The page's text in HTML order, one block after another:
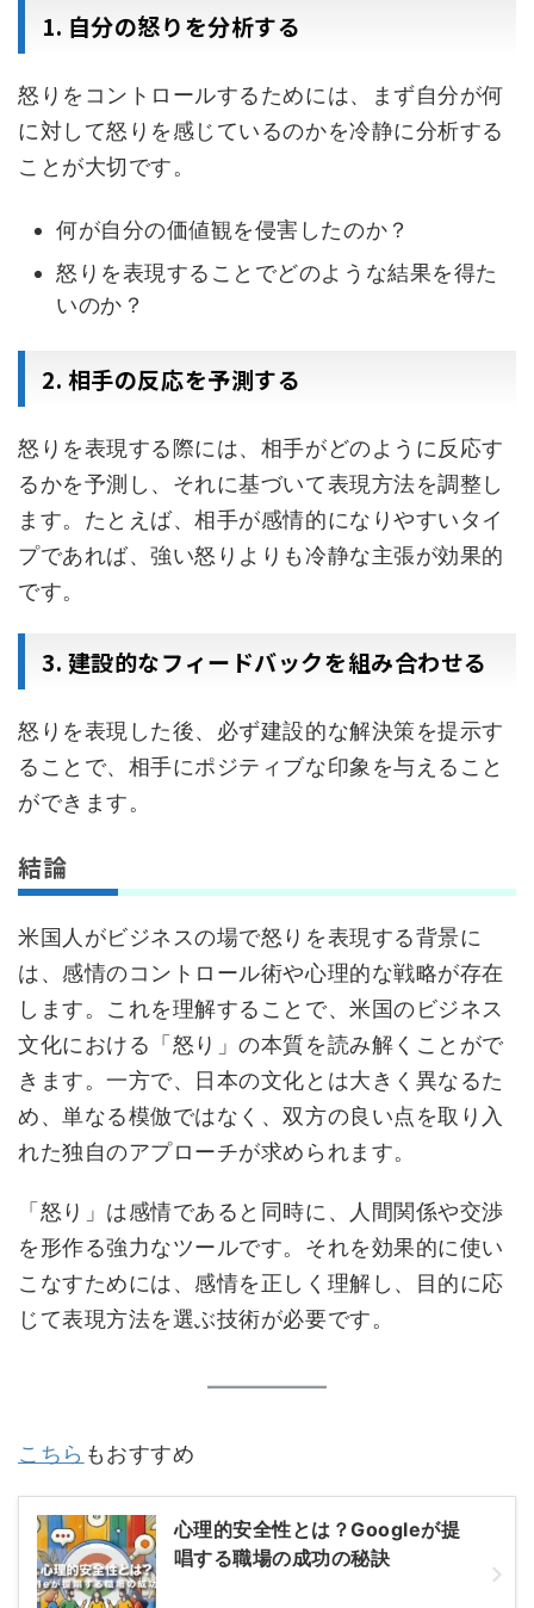
1. 自分の怒りを分析する
怒りをコントロールするためには、まず自分が何
に対して怒りを感じているのかを冷静に分析する
ことが大切です。
何が自分の価値観を侵害したのか？
怒りを表現することでどのような結果を得た
いのか？
2. 相手の反応を予測する
怒りを表現する際には、相手がどのように反応す
るかを予測し、それに基づいて表現方法を調整し
ます。たとえば、相手が感情的になりやすいタイ
プであれば、強い怒りよりも冷静な主張が効果的
です。
3. 建設的なフィードバックを組み合わせる
怒りを表現した後、必ず建設的な解決策を提示す
ることで、相手にポジティブな印象を与えること
ができます。
結論
米国人がビジネスの場で怒りを表現する背景に
は、感情のコントロール術や心理的な戦略が存在
します。これを理解することで、米国のビジネス
文化における「怒り」の本質を読み解くことがで
きます。一方で、日本の文化とは大きく異なるた
め、単なる模倣ではなく、双方の良い点を取り入
れた独自のアプローチが求められます。
「怒り」は感情であると同時に、人間関係や交渉
を形作る強力なツールです。それを効果的に使い
こなすためには、感情を正しく理解し、目的に応
じて表現方法を選ぶ技術が必要です。
こちら もおすすめ
心理的安全性とは？Googleが提
唱する職場の成功の秘訣